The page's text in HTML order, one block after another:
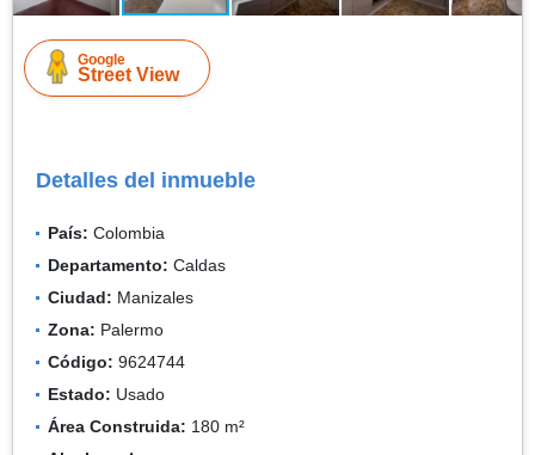
Google
Street View
Detalles del inmueble
País: Colombia
Departamento: Caldas
Ciudad: Manizales
Zona: Palermo
Código: 9624744
Estado: Usado
Área Construida: 180 m²